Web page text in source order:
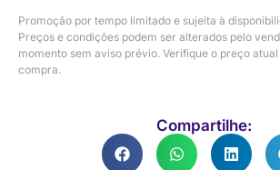
Promoção por tempo limitado e sujeita à
Preços e condições podem ser alterados pelo
momento sem aviso prévio. Verifique o preço
compra.
Compartilhe: